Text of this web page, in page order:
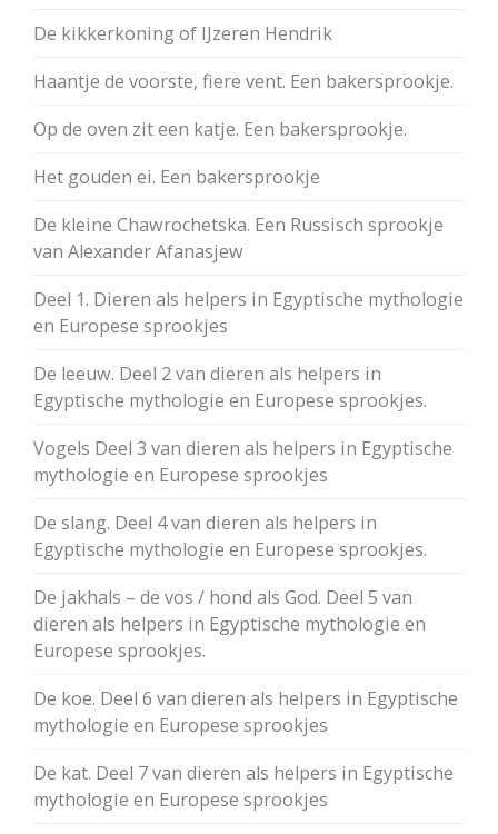
De kikkerkoning of IJzeren Hendrik
Haantje de voorste, fiere vent. Een bakersprookje.
Op de oven zit een katje. Een bakersprookje.
Het gouden ei. Een bakersprookje
De kleine Chawrochetska. Een Russisch sprookje
van Alexander Afanasjew
Deel 1. Dieren als helpers in Egyptische mythologie
en Europese sprookjes
De leeuw. Deel 2 van dieren als helpers in
Egyptische mythologie en Europese sprookjes.
Vogels Deel 3 van dieren als helpers in Egyptische
mythologie en Europese sprookjes
De slang. Deel 4 van dieren als helpers in
Egyptische mythologie en Europese sprookjes.
De jakhals – de vos / hond als God. Deel 5 van
dieren als helpers in Egyptische mythologie en
Europese sprookjes.
De koe. Deel 6 van dieren als helpers in Egyptische
mythologie en Europese sprookjes
De kat. Deel 7 van dieren als helpers in Egyptische
mythologie en Europese sprookjes